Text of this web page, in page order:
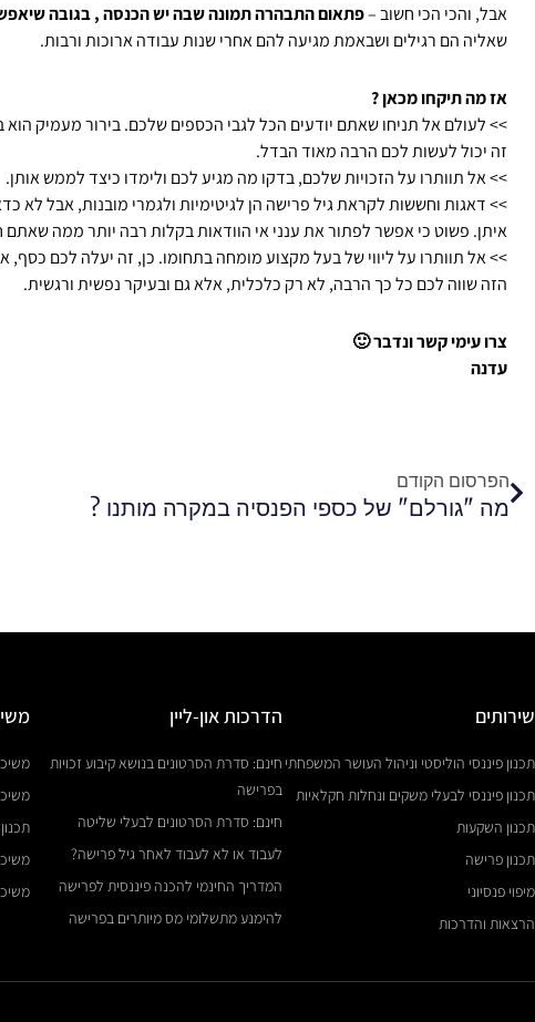
אבל, והכי הכי חשוב –פתאום התבהרה תמונה שבה יש הכנסה , בגובה
שאליה הם רגילים ושבאמת מגיעה להם אחרי שנות עבודה ארוכות ורבות.
אז מה תיקחו מכאן ?
>> לעולם אל תניחו שאתם יודעים הכל לגבי הכספים שלכם. בירור מעמיק הוא
זה יכול לעשות לכם הרבה מאוד הבדל.
>> אל תוותרו על הזכויות שלכם, בדקו מה מגיע לכם ולימדו כיצד לממש אותן.
>> דאגות וחששות לקראת גיל פרישה הן לגיטימיות ולגמרי מובנות, אבל לא
איתן. פשוט כי אפשר לפתור את ענני אי הוודאות בקלות רבה יותר ממה שאתם
>> אל תוותרו על ליווי של בעל מקצוע מומחה בתחומו. כן, זה יעלה לכם כסף,
הזה שווה לכם כל כך הרבה, לא רק כלכלית, אלא גם ובעיקר נפשית ורגשית.
צרו עימי קשר ונדבר 🙂
עדנה
הפרסום הקודם
מה "גורלם" של כספי הפנסיה במקרה מותנו ?
שירותים
תכנון פיננסי הוליסטי וניהול העושר המשפחתי
תכנון פיננסי לבעלי משקים ונחלות חקלאיות
תכנון השקעות
תכנון פרישה
מיפוי פנסיוני
הרצאות והדרכות
הדרכות און-ליין
חינם: סדרת הסרטונים בנושא קיבוע זכויות
בפרישה
חינם: סדרת הסרטונים לבעלי שליטה
לעבוד או לא לעבוד לאחר גיל פרישה?
המדריך החינמי להכנה פיננסית לפרישה
להימנע מתשלומי מס מיותרים בפרישה